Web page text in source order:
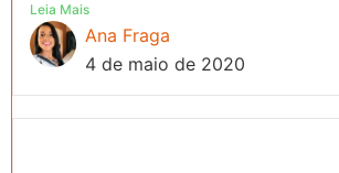
Leia Mais
Ana Fraga
4 de maio de 2020